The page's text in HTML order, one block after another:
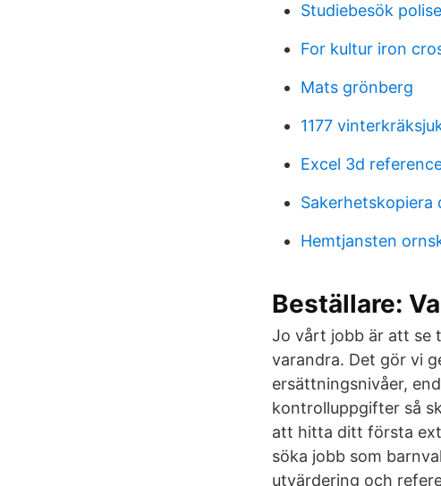
Studiebesök
For kultur iron
Mats grönberg
1177
Excel 3d
Sakerhetskopiera
Hemtjansten
Beställare:
Jo vårt jobb är att se
varandra. Det gör vi
ersättningsnivåer,
kontrolluppgifter så
att hitta ditt första
söka jobb som
utvärdering och